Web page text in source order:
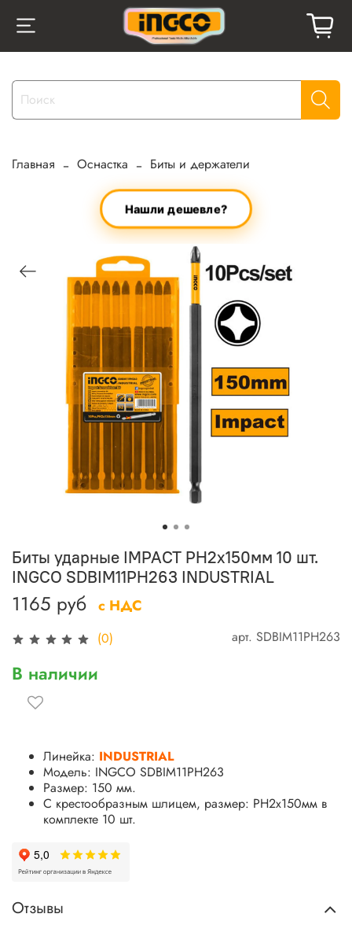
Главная Оснастка Биты и держатели
Нашли дешевле?
(0) арт. SDBIM11PH263
Биты ударные IMPACT РН2х150мм 10 шт.
INGCO SDBIM11PH263 INDUSTRIAL
1165 руб с НДС
В наличии
Линейка: INDUSTRIAL
Модель: INGCO SDBIM11PH263
Размер: 150 мм.
С крестообразным шлицем, размер: PH2x150мм в
комплекте 10 шт.
Отзывы